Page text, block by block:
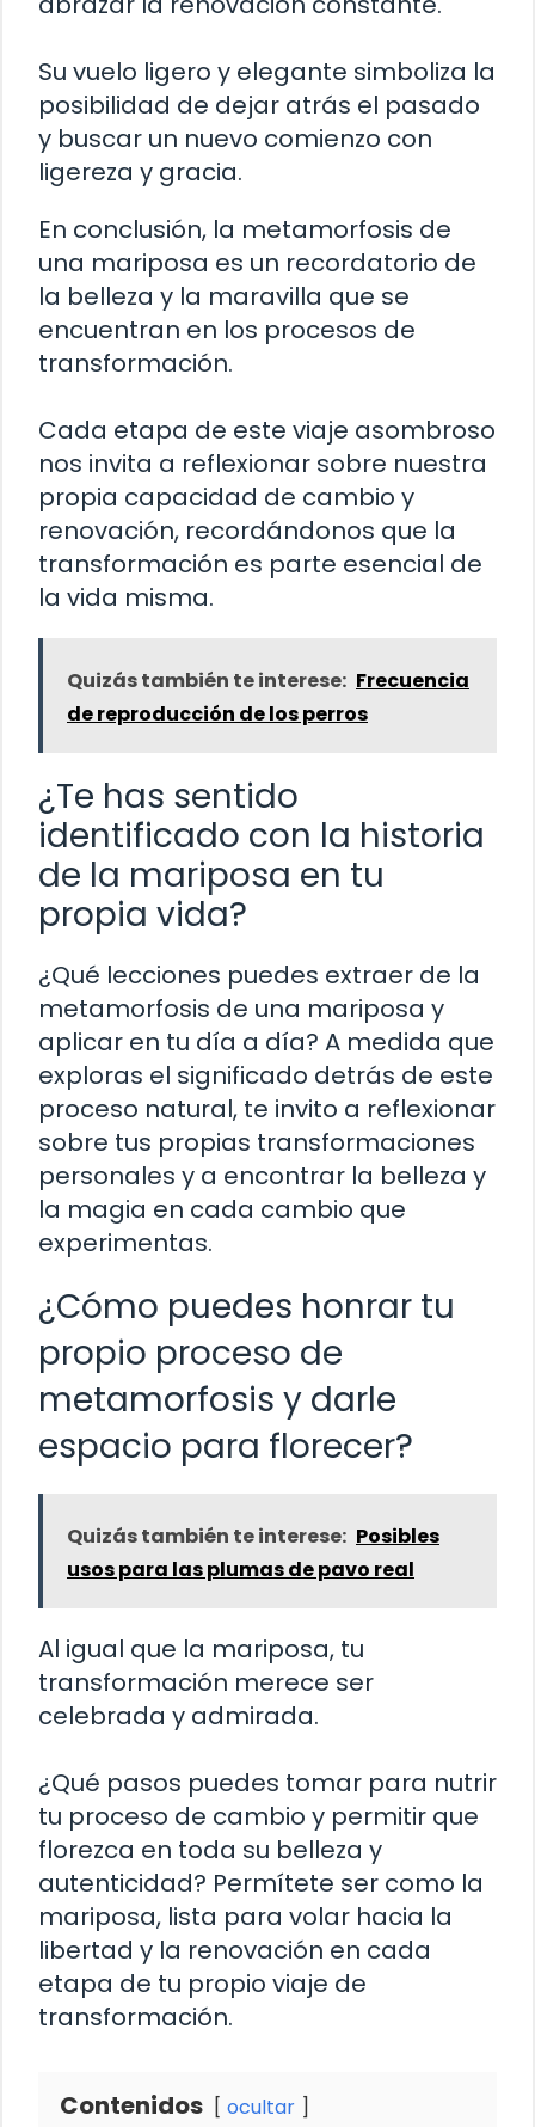
Su vuelo ligero y elegante simboliza la
posibilidad de dejar atrás el pasado
y buscar un nuevo comienzo con
ligereza y gracia.
En conclusión, la metamorfosis de
una mariposa es un recordatorio de
la belleza y la maravilla que se
encuentran en los procesos de
transformación.
Cada etapa de este viaje asombroso
nos invita a reflexionar sobre nuestra
propia capacidad de cambio y
renovación, recordándonos que la
transformación es parte esencial de
la vida misma.
Quizás también te interese: Frecuencia
de reproducción de los perros
¿Te has sentido
identificado con la historia
de la mariposa en tu
propia vida?
¿Qué lecciones puedes extraer de la
metamorfosis de una mariposa y
aplicar en tu día a día? A medida que
exploras el significado detrás de este
proceso natural, te invito a reflexionar
sobre tus propias transformaciones
personales y a encontrar la belleza y
la magia en cada cambio que
experimentas.
¿Cómo puedes honrar tu
propio proceso de
metamorfosis y darle
espacio para florecer?
Quizás también te interese: Posibles
usos para las plumas de pavo real
Al igual que la mariposa, tu
transformación merece ser
celebrada y admirada.
¿Qué pasos puedes tomar para nutrir
tu proceso de cambio y permitir que
florezca en toda su belleza y
autenticidad? Permítete ser como la
mariposa, lista para volar hacia la
libertad y la renovación en cada
etapa de tu propio viaje de
transformación.
Contenidos ocultar